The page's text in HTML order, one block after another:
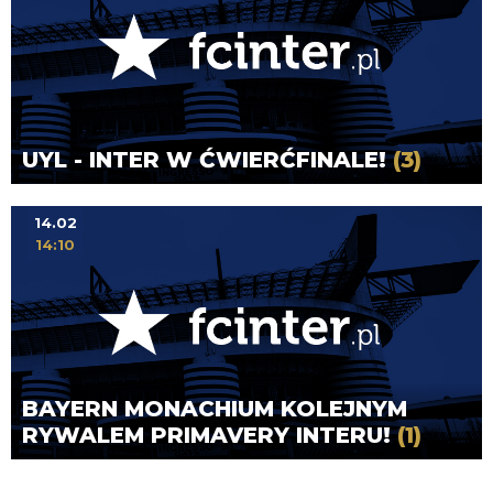
UYL - INTER W ĆWIERĆFINALE!(3)
BAYERN MONACHIUM KOLEJNYM
RYWALEM PRIMAVERY INTERU!(1)
14.02
14:10